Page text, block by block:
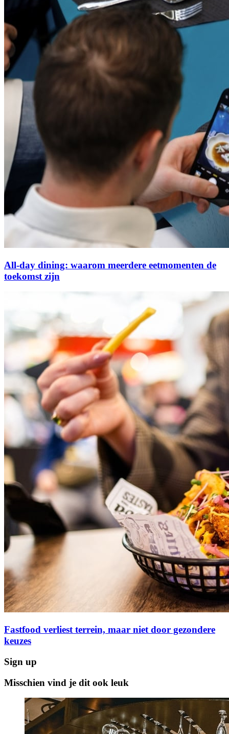
All-day dining: waarom meerdere eetmomenten de
toekomst zijn
Fastfood verliest terrein, maar niet door gezondere
keuzes
Sign up
Misschien vind je dit ook leuk